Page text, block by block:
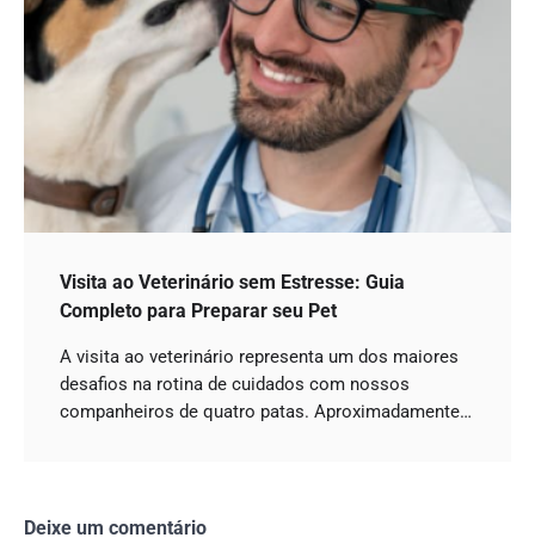
Visita ao Veterinário sem Estresse: Guia
Completo para Preparar seu Pet
A visita ao veterinário representa um dos maiores
desafios na rotina de cuidados com nossos
companheiros de quatro patas. Aproximadamente…
Deixe um comentário